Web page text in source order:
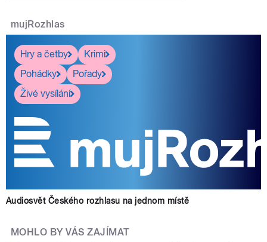
mujRozhlas
Hry a četby
Krimi
Pohádky
Pořady
Živé vysílání
Audiosvět Českého rozhlasu na jednom místě
MOHLO BY VÁS ZAJÍMAT